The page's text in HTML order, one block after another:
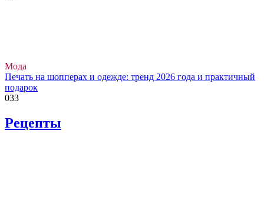
Мода
Печать на шопперах и одежде: тренд 2026 года и практичный
подарок
033
Рецепты